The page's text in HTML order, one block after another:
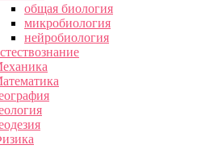
общая биология
микробиология
нейробиология